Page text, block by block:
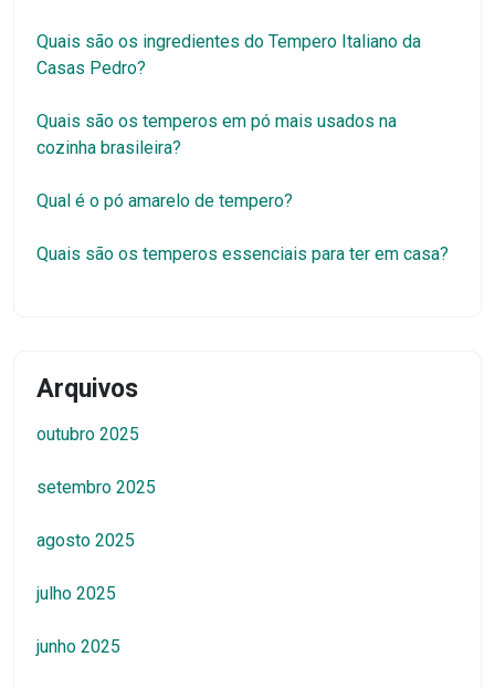
Quais são os ingredientes do Tempero Italiano da
Casas Pedro?
Quais são os temperos em pó mais usados na
cozinha brasileira?
Qual é o pó amarelo de tempero?
Quais são os temperos essenciais para ter em casa?
Arquivos
outubro 2025
setembro 2025
agosto 2025
julho 2025
junho 2025